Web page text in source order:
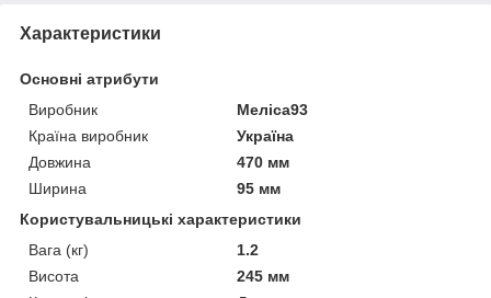
Характеристики
Основні атрибути
Виробник
Меліса93
Країна виробник
Україна
Довжина
470 мм
Ширина
95 мм
Користувальницькі характеристики
Вага (кг)
1.2
Висота
245 мм